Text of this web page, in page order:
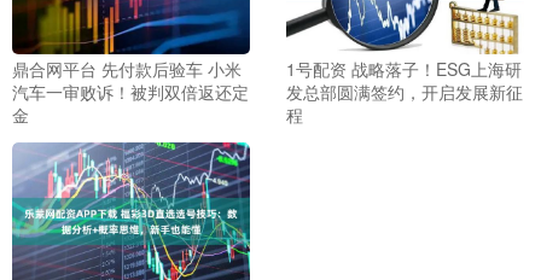
鼎合网平台 先付款后验车 小米
汽车一审败诉！被判双倍返还定
金
1号配资 战略落子！ESG上海研
发总部圆满签约，开启发展新征
程